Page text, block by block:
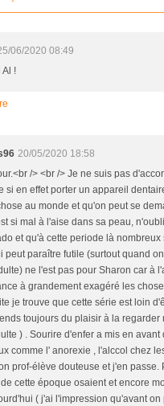
06/2020 08:49
Al !
20/05/2020 18:58
/> <br /> Je ne suis pas
si en effet porter un appareil
au monde et qu'on peut se
si mal à l'aise dans sa peau,
et qu'à cette periode là nombreux
peut paraître futile (surtout quand
ne l'est pas pour Sharon car à
à grandement exagéré les
je trouve que cette série est loin
toujours du plaisir à la regarder
) . Sourire d'enfer a mis en avant
comme l' anorexie , l'alccol chez
prof-élève douteuse et j'en passe.
cette époque osaient et encore
( j'ai l'impression qu'avant on